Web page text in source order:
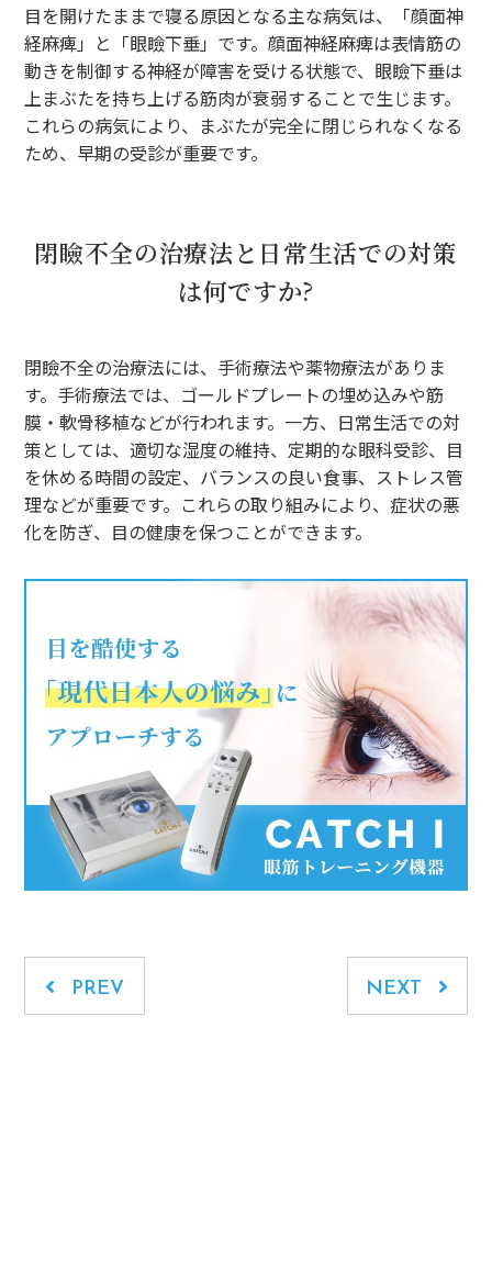
目を開けたままで寝る原因となる主な病気は、「顔面神
経麻痺」と「眼瞼下垂」です。顔面神経麻痺は表情筋の
動きを制御する神経が障害を受ける状態で、眼瞼下垂は
上まぶたを持ち上げる筋肉が衰弱することで生じます。
これらの病気により、まぶたが完全に閉じられなくなる
ため、早期の受診が重要です。
閉瞼不全の治療法と日常生活での対策
は何ですか?
閉瞼不全の治療法には、手術療法や薬物療法がありま
す。手術療法では、ゴールドプレートの埋め込みや筋
膜・軟骨移植などが行われます。一方、日常生活での対
策としては、適切な湿度の維持、定期的な眼科受診、目
を休める時間の設定、バランスの良い食事、ストレス管
理などが重要です。これらの取り組みにより、症状の悪
化を防ぎ、目の健康を保つことができます。
PREV NEXT